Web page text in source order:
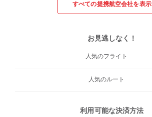
すべての提携航空会社を表示
お見逃しなく！
人気のフライト
人気のルート
利用可能な決済方法